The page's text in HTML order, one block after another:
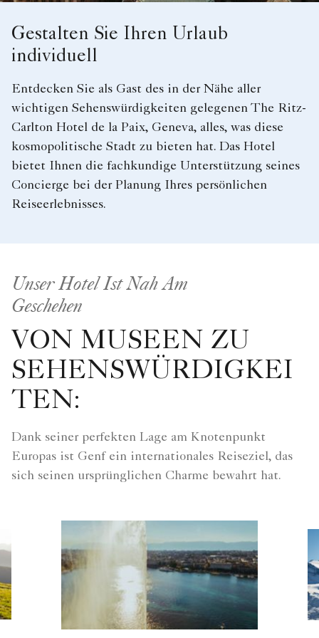
Gestalten Sie Ihren Urlaub
individuell
Entdecken Sie als Gast des in der Nähe aller
wichtigen Sehenswürdigkeiten gelegenen The Ritz-
Carlton Hotel de la Paix, Geneva, alles, was diese
kosmopolitische Stadt zu bieten hat. Das Hotel
bietet Ihnen die fachkundige Unterstützung seines
Concierge bei der Planung Ihres persönlichen
Reiseerlebnisses.
Unser Hotel Ist Nah Am
Geschehen
VON MUSEEN ZU
SEHENSWÜRDIGKEI
TEN:
Dank seiner perfekten Lage am Knotenpunkt
Europas ist Genf ein internationales Reiseziel, das
sich seinen ursprünglichen Charme bewahrt hat.